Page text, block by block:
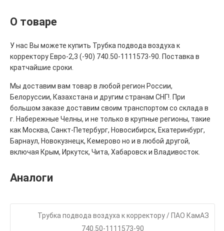
О товаре
У нас Вы можете купить Трубка подвода воздуха к
корректору Евро-2,3 (-90) 740.50-1111573-90. Поставка в
кратчайшие сроки.
Мы доставим вам товар в любой регион России,
Белоруссии, Казахстана и другим странам СНГ!. При
большом заказе доставим своим транспортом со склада в
г. Набережные Челны, и не только в крупные регионы, такие
как Москва, Санкт-Петербург, Новосибирск, Екатеринбург,
Барнаул, Новокузнецк, Кемерово но и в любой другой,
включая Крым, Иркутск, Чита, Хабаровск и Владивосток.
Аналоги
Трубка подвода воздуха к корректору / ПАО КамАЗ
740.50-1111573-90